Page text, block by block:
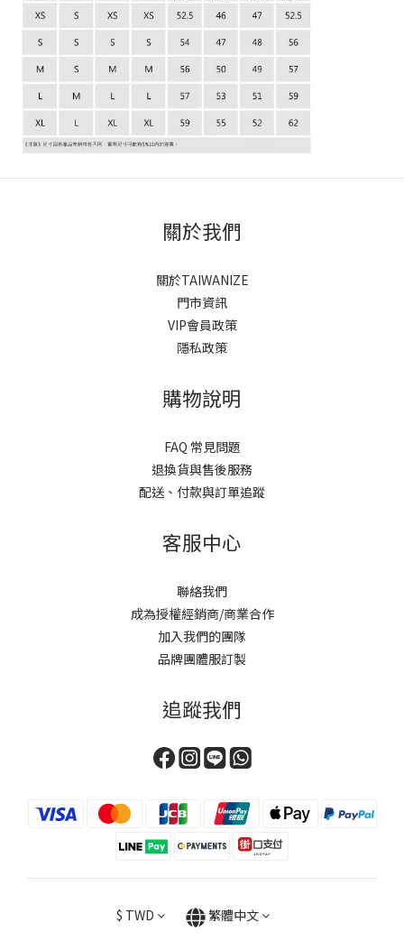
關於我們
關於TAIWANIZE
門市資訊
VIP會員政策
隱私政策
購物說明
FAQ 常見問題
退換貨與售後服務
配送、付款與訂單追蹤
客服中心
聯絡我們
成為授權經銷商/商業合作
加入我們的團隊
品牌團體服訂製
追蹤我們
$ TWD 繁體中文